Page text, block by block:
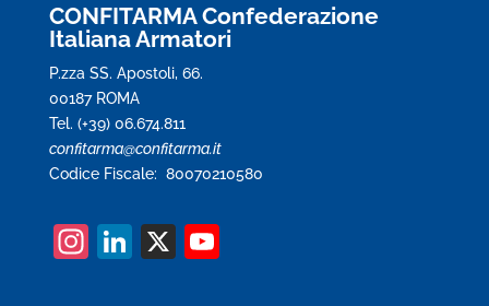
CONFITARMA Confederazione
Italiana Armatori
P.zza SS. Apostoli, 66.
00187 ROMA
Tel. (+39) 06.674.811
confitarma@confitarma.it
Codice Fiscale: 80070210580
In Li X Y